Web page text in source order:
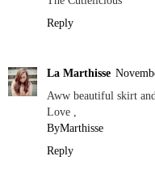
Reply
La Marthisse
Aww beautiful skirt
Love ,
ByMarthisse
Reply